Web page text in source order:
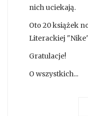
nich uciekają.
Oto 20 książek
Literackiej
Gratulacje!
O wszystkich...